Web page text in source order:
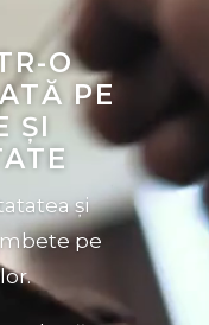
O
PE
ȘI
și
pe